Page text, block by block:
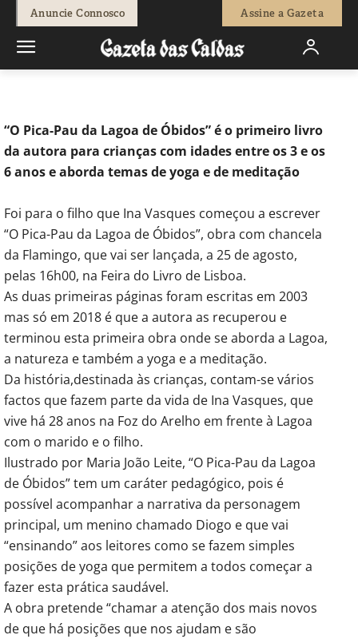
Anuncie Connosco Assine a Gazeta
Natacha Narciso 781 0
“O Pica-Pau da Lagoa de Óbidos” é o primeiro livro
da autora para crianças com idades entre os 3 e os
6 anos e aborda temas de yoga e de meditação
Foi para o filho que Ina Vasques começou a escrever
“O Pica-Pau da Lagoa de Óbidos”, obra com chancela
da Flamingo, que vai ser lançada, a 25 de agosto,
pelas 16h00, na Feira do Livro de Lisboa.
As duas primeiras páginas foram escritas em 2003
mas só em 2018 é que a autora as recuperou e
terminou esta primeira obra onde se aborda a Lagoa,
a natureza e também a yoga e a meditação.
Da história,destinada às crianças, contam-se vários
factos que fazem parte da vida de Ina Vasques, que
vive há 28 anos na Foz do Arelho em frente à Lagoa
com o marido e o filho.
Ilustrado por Maria João Leite, “O Pica-Pau da Lagoa
de Óbidos” tem um caráter pedagógico, pois é
possível acompanhar a narrativa da personagem
principal, um menino chamado Diogo e que vai
“ensinando” aos leitores como se fazem simples
posições de yoga que permitem a todos começar a
fazer esta prática saudável.
A obra pretende “chamar a atenção dos mais novos
de que há posições que nos ajudam e são